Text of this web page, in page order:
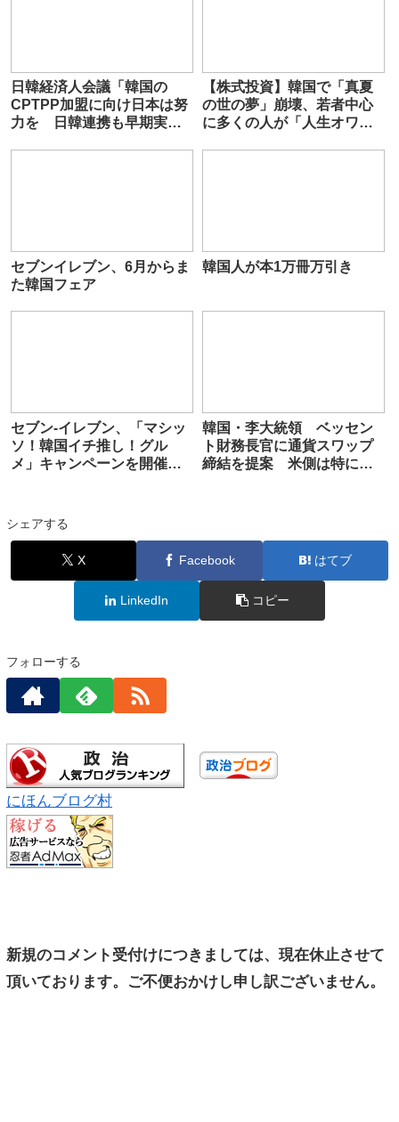
日韓経済人会議「韓国の
CPTPP加盟に向け日本は努
力を 日韓連携も早期実現
【株式投資】韓国で「真夏
の世の夢」崩壊、若者中心
に多くの人が「人生オワ
セブンイレブン、6月からま
た韓国フェア
韓国人が本1万冊万引き
セブン-イレブン、「マシッ
ソ！韓国イチ推し！グル
メ」キャンペーンを開催
韓国・李大統領 ベッセン
ト財務長官に通貨スワップ
締結を提案 米側は特に扱
シェアする
X Facebook はてブ
LinkedIn コピー
フォローする
にほんブログ村
新規のコメント受付けにつきましては、現在休止させて
頂いております。ご不便おかけし申し訳ございません。